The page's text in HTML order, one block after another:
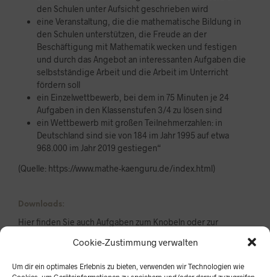
Cookie-Zustimmung verwalten
Um dir ein optimales Erlebnis zu bieten, verwenden wir Technologien wie
den Schulen unter Aufsicht geschrieben wird
eine Veranstaltung, die die mathematische Bildung in
den Schulen unterstützen, die Freude an der
Beschäftigung mit Mathematik wecken und festigen
und durch das Angebot an interessanten Aufgaben die
selbstständige Arbeit und die Arbeit im Unterricht
fördern soll
ein Einzelwettbewerb, bei dem in 75 Minuten je 24
Aufgaben in den Klassenstufen 3/4 zu lösen sind
ein Wettbewerb mit großen Teilnehmerzahlen: in
Deutschland sind sie von 184 im Jahr 1995 auf etwa
968.000 im Jahr 2019 gestiegen“
(Quelle: https://www.mathe-kaenguru.de/index.html)
Downloads:
Hier finden Sie auch Aufgaben zum Knobeln oder zur
kaenguru.de/chronik/aufgaben/index.html